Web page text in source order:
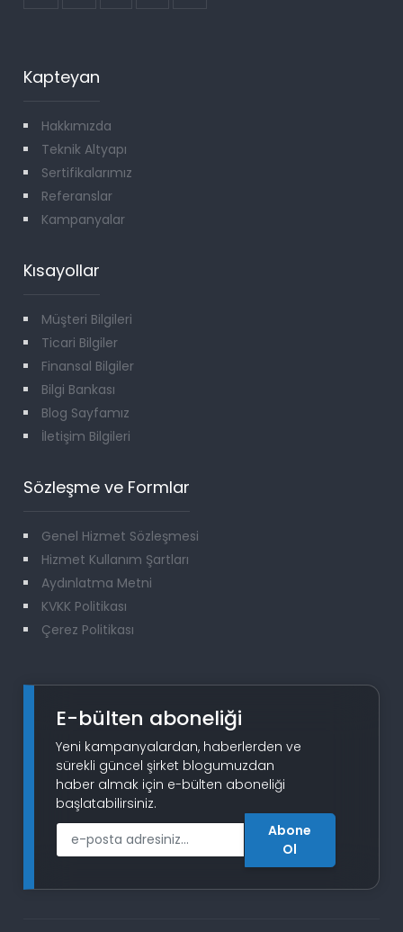
Kapteyan
Hakkımızda
Teknik Altyapı
Sertifikalarımız
Referanslar
Kampanyalar
Kısayollar
Müşteri Bilgileri
Ticari Bilgiler
Finansal Bilgiler
Bilgi Bankası
Blog Sayfamız
İletişim Bilgileri
Sözleşme ve Formlar
Genel Hizmet Sözleşmesi
Hizmet Kullanım Şartları
Aydınlatma Metni
KVKK Politikası
Çerez Politikası
E-bülten aboneliği
Yeni kampanyalardan, haberlerden ve
sürekli güncel şirket blogumuzdan
haber almak için e-bülten aboneliği
başlatabilirsiniz.
E-Posta
Abone
Ol